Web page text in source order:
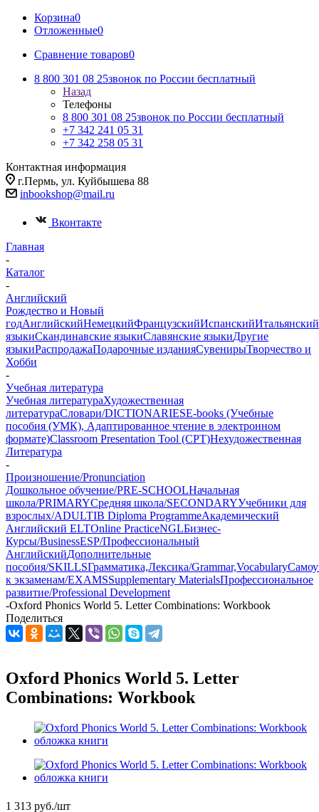
Корзина0
Отложенные0
Сравнение товаров0
8 800 301 08 25звонок по России бесплатный
Назад
Телефоны
8 800 301 08 25звонок по России бесплатный
+7 342 241 05 31
+7 342 258 05 31
Контактная информация
г.Пермь, ул. Куйбышева 88
inbookshop@mail.ru
Вконтакте
Главная
-
Каталог
-
Английский
Рождество и Новый
годАнглийскийНемецкийФранцузскийИспанскийИтальянский
языкиСкандинавские языкиСлавянские языкиДругие
языкиРаспродажаПодарочные изданияСувенирыТворчество и
Хобби
-
Учебная литература
Учебная литератураХудожественная
литератураСловари/DICTIONARIESE-books (Учебные
пособия (УМК), Адаптированное чтение в электронном
формате)Classroom Presentation Tool (CPT)Нехудожественная
Литература
-
Произношение/Pronunciation
Дошкольное обучение/PRE-SCHOOLНачальная
школа/PRIMARYСредняя школа/SECONDARYУчебники для
взрослых/ADULTIB Diploma ProgrammeАкадемический
Английский ELTOnline PracticeNGLБизнес-
Курсы/BusinessESP/Профессиональный
АнглийскийДополнительные
пособия/SKILLSГрамматика,Лексика/Grammar,Vocabulary
к экзаменам/EXAMSSupplementary MaterialsПрофессиональное
развитие/Professional Development
-Oxford Phonics World 5. Letter Combinations: Workbook
Поделиться
Oxford Phonics World 5. Letter
Combinations: Workbook
1 313 руб./шт